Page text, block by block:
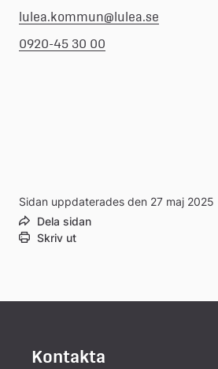
lulea.kommun@lulea.se
0920-45 30 00
Sidan uppdaterades den 27 maj 2025
Dela sidan
Skriv ut
Kontakta